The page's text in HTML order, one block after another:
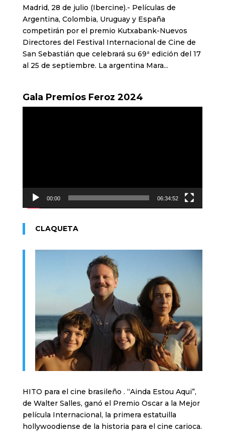
Madrid, 28 de julio (Ibercine).- Películas de
Argentina, Colombia, Uruguay y España
competirán por el premio Kutxabank-Nuevos
Directores del Festival Internacional de Cine de
San Sebastián que celebrará su 69ª edición del 17
al 25 de septiembre. La argentina Mara...
Gala Premios Feroz 2024
00:00 06:34:52
CLAQUETA
HITO para el cine brasileño . “Ainda Estou Aqui”,
de Walter Salles, ganó el Premio Oscar a la Mejor
película Internacional, la primera estatuilla
hollywoodiense de la historia para el cine carioca.